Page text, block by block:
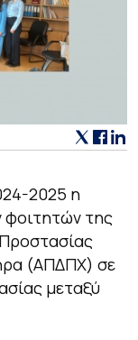
2025 η
φοιτητών της
(ΑΠΔΠΧ) σε
μεταξύ